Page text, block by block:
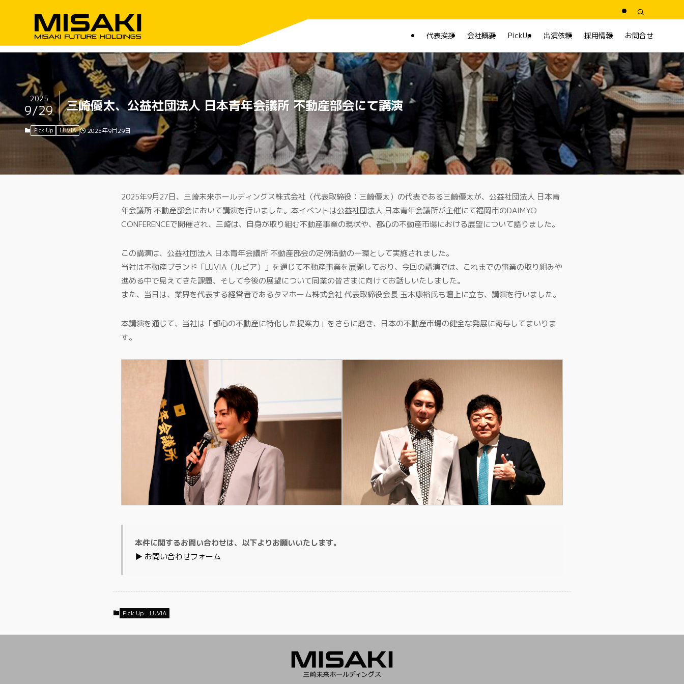
代表挨拶 会社概要 PickUp 出演依頼 採用情報 お問合せ
三崎優太、公益社団法人 日本青年会議所 不動産部会にて講演
2025
9/29
Pick Up LUVIA 2025年9月29日
2025年9月27日、三崎未来ホールディングス株式会社（代表取締役：三崎優太）の代表である三崎優太が、公益社団法人 日本青
年会議所 不動産部会において講演を行いました。本イベントは公益社団法人 日本青年会議所が主催にて福岡市のDAIMYO
CONFERENCEで開催され、三崎は、自身が取り組む不動産事業の現状や、都心の不動産市場における展望について語りました。
この講演は、公益社団法人 日本青年会議所 不動産部会の定例活動の一環として実施されました。
当社は不動産ブランド「LUVIA（ルビア）」を通じて不動産事業を展開しており、今回の講演では、これまでの事業の取り組みや
進める中で見えてきた課題、そして今後の展望について同業の皆さまに向けてお話しいたしました。
また、当日は、業界を代表する経営者であるタマホーム株式会社 代表取締役会長 玉木康裕氏も壇上に立ち、講演を行いました。
本講演を通じて、当社は「都心の不動産に特化した提案力」をさらに磨き、日本の不動産市場の健全な発展に寄与してまいりま
す。
本件に関するお問い合わせは、以下よりお願いいたします。
▶ お問い合わせフォーム
Pick Up LUVIA